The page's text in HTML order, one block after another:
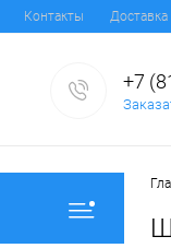
Контакты Доставка
+7